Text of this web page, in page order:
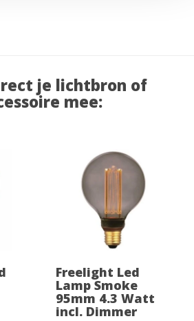
je lichtbron of
mee:
Freelight Led
Lamp Smoke
95mm 4.3 Watt
incl. Dimmer